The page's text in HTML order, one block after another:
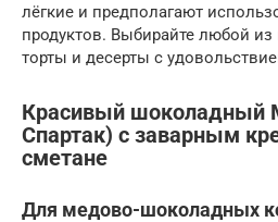
лёгкие и предполагают
продуктов. Выбирайте любой из
торты и десерты с
Красивый шоколадный
Спартак) с заварным
сметане
Для медово-шоколадных